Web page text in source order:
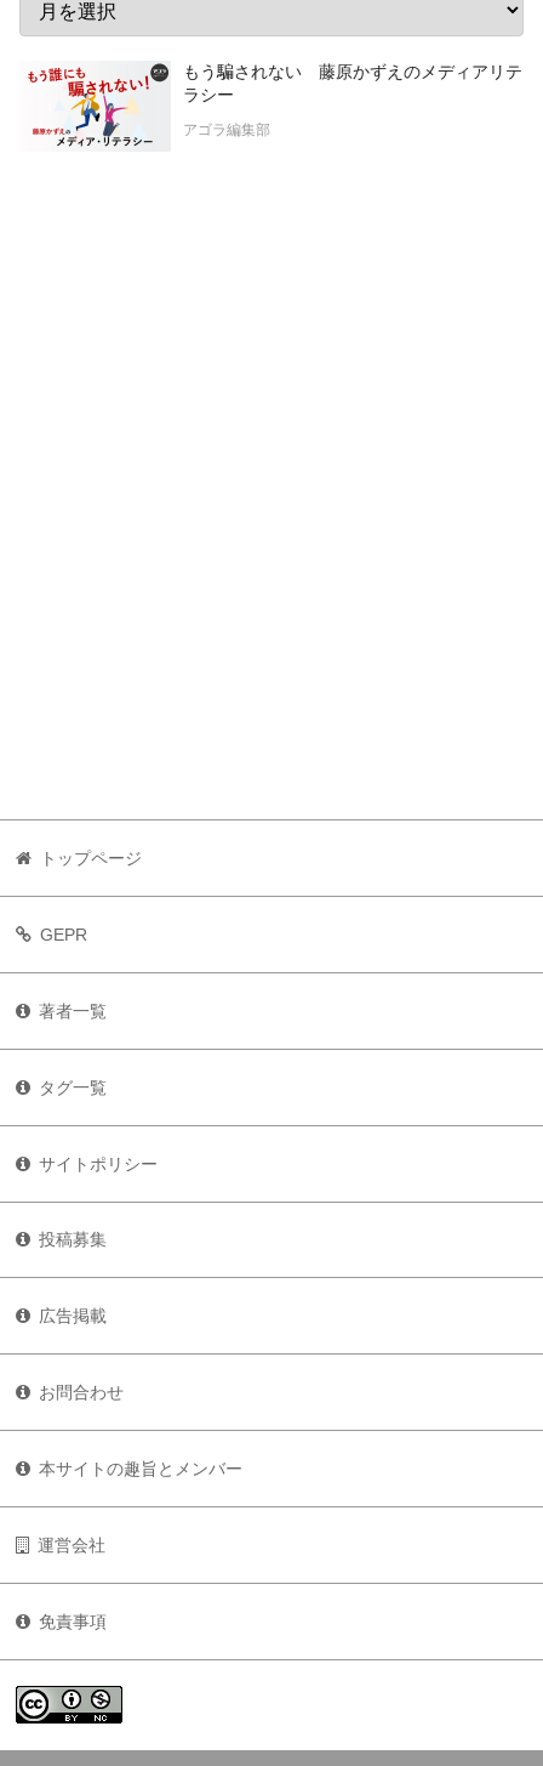
もう騙されない 藤原かずえのメディアリテ
ラシー
アゴラ編集部
トップページ
GEPR
著者一覧
タグ一覧
サイトポリシー
投稿募集
広告掲載
お問合わせ
本サイトの趣旨とメンバー
運営会社
免責事項